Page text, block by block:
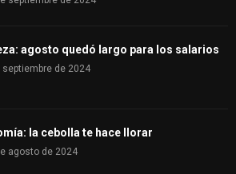
agosto quedó largo para los salarios
septiembre de 2024
la cebolla te hace llorar
agosto de 2024